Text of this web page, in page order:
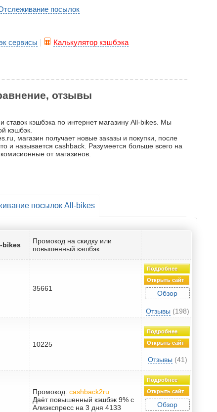
посылок
сервисы Калькулятор кэшбэка
отзывы
ставок кэшбэка по интернет магазину All-bikes. Мы
кэшбэк.
магазин получает новые заказы и покупки, после
и называется cashback. Разумеется больше всего на
от магазинов.
посылок All-bikes
bikes
Промокод на скидку или
повышенный кэшбэк
35661
Подробнее
Открыть сайт
Обзор
Отзывы (198)
10225
Подробнее
Открыть сайт
Отзывы (41)
Промокод: cashback2ru
Даёт повышенный кэшбэк 9% с
Алиэкспресс на 3 дня 4133
Подробнее
Открыть сайт
Обзор